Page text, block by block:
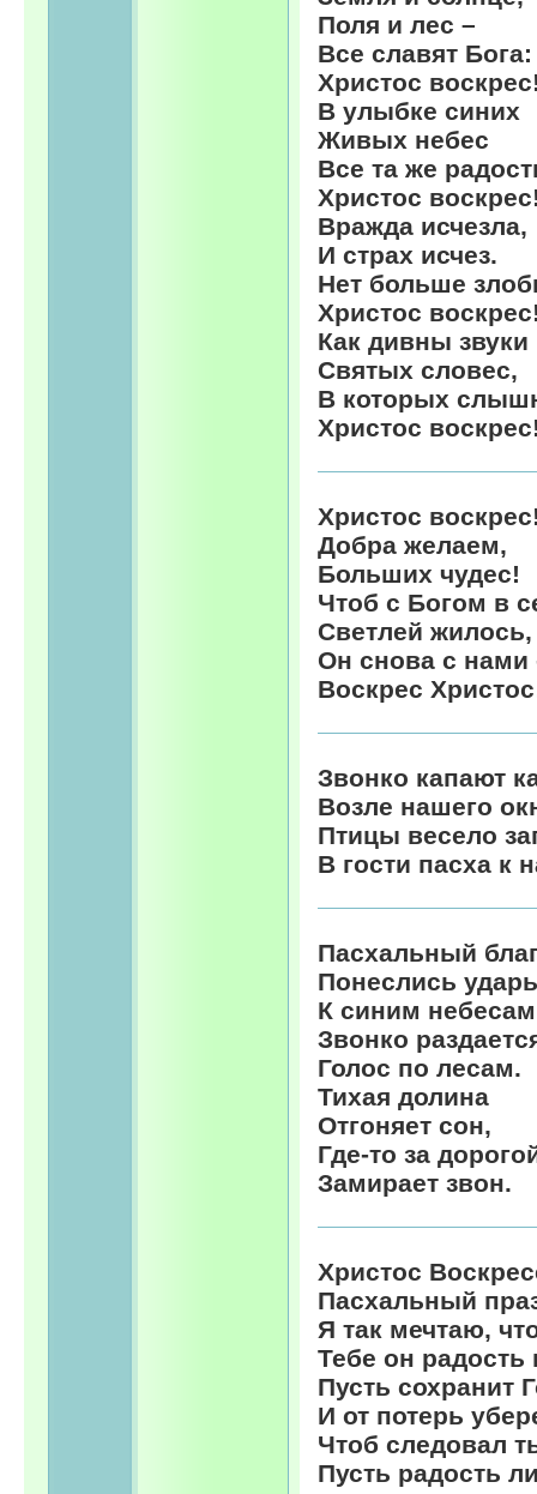
Поля и лес –
Все славят Бога:
Христос
В улыбке синих
Живых небес
Все та же
Христос
Вражда исчезла,
И страх исчез.
Нет больше
Христос
Как дивны звуки
Святых словес,
В которых
Христос
Христос
Добра желаем,
Больших чудес!
Чтоб с Богом в
Светлей жилось,
Он снова с нами
Воскрес
Звонко капают
Возле нашего
Птицы весело
В гости пасха к
Пасхальный
Понеслись
К синим
Звонко
Голос по лесам.
Тихая долина
Отгоняет сон,
Где-то за
Замирает звон.
Христос
Пасхальный
Я так мечтаю,
Тебе он радость
Пусть сохранит
И от потерь
Чтоб следовал
Пусть радость